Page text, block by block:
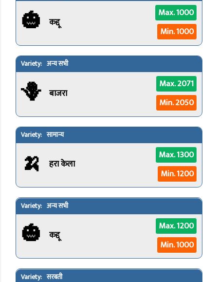
🎃 कद्दू
Max. 1000
Min. 1000
अन्य सभी
🪻 बाजरा
Max. 2071
Min. 2050
सामान्य
🍌 हरा केला
Max. 1300
Min. 1200
अन्य सभी
🎃 कद्दू
Max. 1200
Min. 1000
सरबती